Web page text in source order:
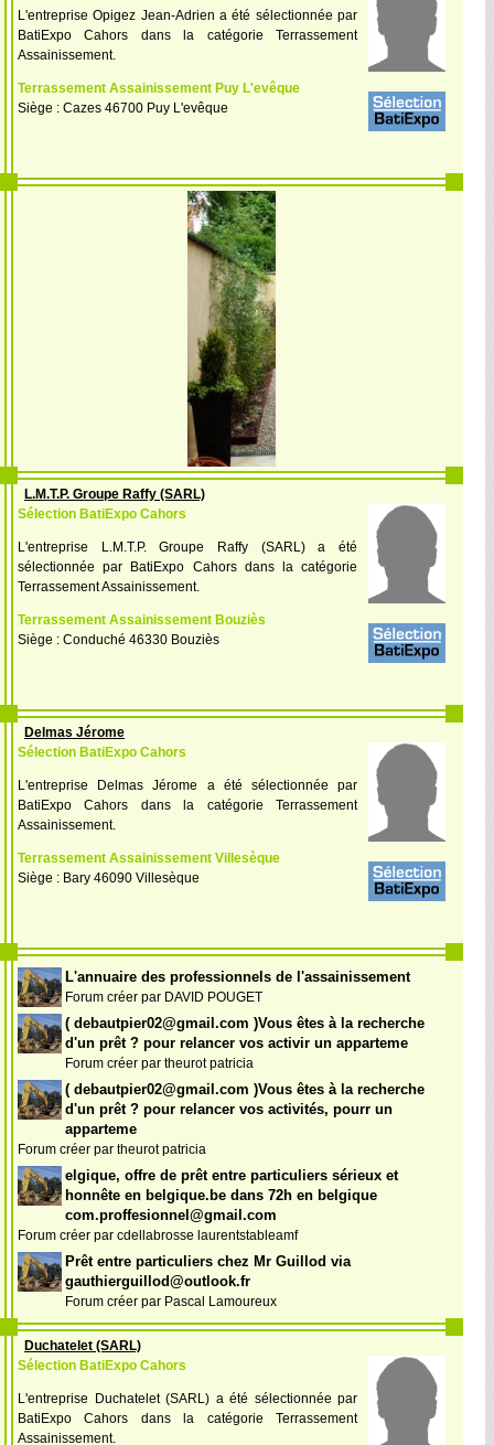
L'entreprise Opigez Jean-Adrien a été sélectionnée par
BatiExpo Cahors dans la catégorie Terrassement
Assainissement.
Terrassement Assainissement Puy L'evêque
Siège : Cazes 46700 Puy L'evêque
L.M.T.P. Groupe Raffy (SARL)
Sélection BatiExpo Cahors
L'entreprise L.M.T.P. Groupe Raffy (SARL) a été
sélectionnée par BatiExpo Cahors dans la catégorie
Terrassement Assainissement.
Terrassement Assainissement Bouziès
Siège : Conduché 46330 Bouziès
Delmas Jérome
Sélection BatiExpo Cahors
L'entreprise Delmas Jérome a été sélectionnée par
BatiExpo Cahors dans la catégorie Terrassement
Assainissement.
Terrassement Assainissement Villesèque
Siège : Bary 46090 Villesèque
L'annuaire des professionnels de l'assainissement
Forum créer par DAVID POUGET
( debautpier02@gmail.com )Vous êtes à la recherche
d'un prêt ? pour relancer vos activir un apparteme
Forum créer par theurot patricia
( debautpier02@gmail.com )Vous êtes à la recherche
d'un prêt ? pour relancer vos activités, pourr un
apparteme
Forum créer par theurot patricia
elgique, offre de prêt entre particuliers sérieux et
honnête en belgique.be dans 72h en belgique
com.proffesionnel@gmail.com
Forum créer par cdellabrosse laurentstableamf
Prêt entre particuliers chez Mr Guillod via
gauthierguillod@outlook.fr
Forum créer par Pascal Lamoureux
Duchatelet (SARL)
Sélection BatiExpo Cahors
L'entreprise Duchatelet (SARL) a été sélectionnée par
BatiExpo Cahors dans la catégorie Terrassement
Assainissement.